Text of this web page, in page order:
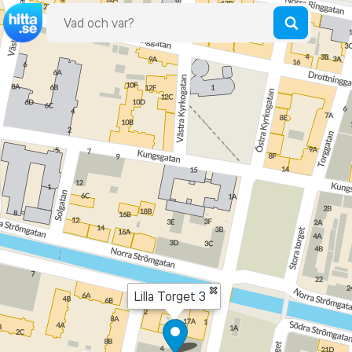
×
Lilla Torget 3